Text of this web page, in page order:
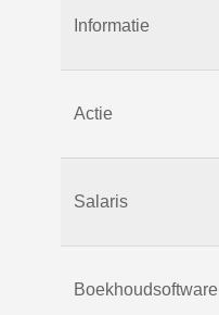
Informatie
Actie
Salaris
Boekhoudsoftware